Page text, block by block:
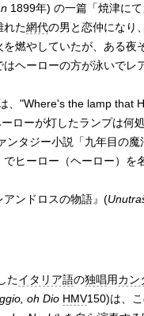
1899年) の一篇「焼津に
れた網代の男と恋仲になり
燃やしていたが、ある夜
ヘーローの方が泳いでレ
、"Where's the lamp that
ローが灯したランプは何
ンタジー小説「九年目の魔
ヒーロー（ヘーロー）を
ンドロスの物語』(
たイタリア語の独唱用カン
oh Dio HMV150)は、こ